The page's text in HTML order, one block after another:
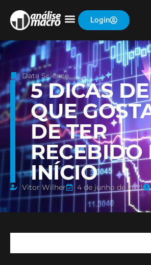
Login
Data Science
5 DICAS
QUE
DE TER
RECEBIDO
INÍCIO
Vitor Wilher 4 de junho de 2021